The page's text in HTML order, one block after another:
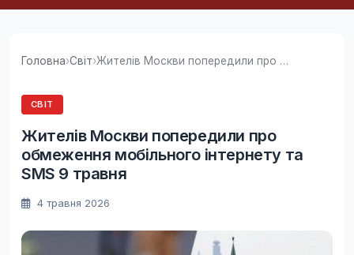
Головна›Світ› Жителів Москви попередили про обмеження...
СВІТ
Жителів Москви попередили про
обмеження мобільного інтернету та
SMS 9 травня
4 травня 2026